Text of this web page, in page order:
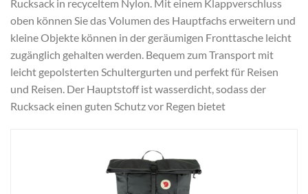
Rucksack in recyceltem Nylon. Mit einem Klappverschluss
oben können Sie das Volumen des Hauptfachs erweitern und
kleine Objekte können in der geräumigen Fronttasche leicht
zugänglich gehalten werden. Bequem zum Transport mit
leicht gepolsterten Schultergurten und perfekt für Reisen
und Reisen. Der Hauptstoff ist wasserdicht, sodass der
Rucksack einen guten Schutz vor Regen bietet